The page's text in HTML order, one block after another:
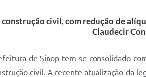
civil, com redução de
Claudecir
de Sinop tem se consolidado
civil. A recente atualização da